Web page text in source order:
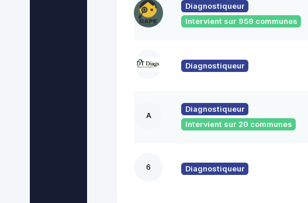
Diagnostiqueur
Intervient sur 959 communes
Diagnostiqueur
A
Diagnostiqueur
Intervient sur 20 communes
6 Diagnostiqueur